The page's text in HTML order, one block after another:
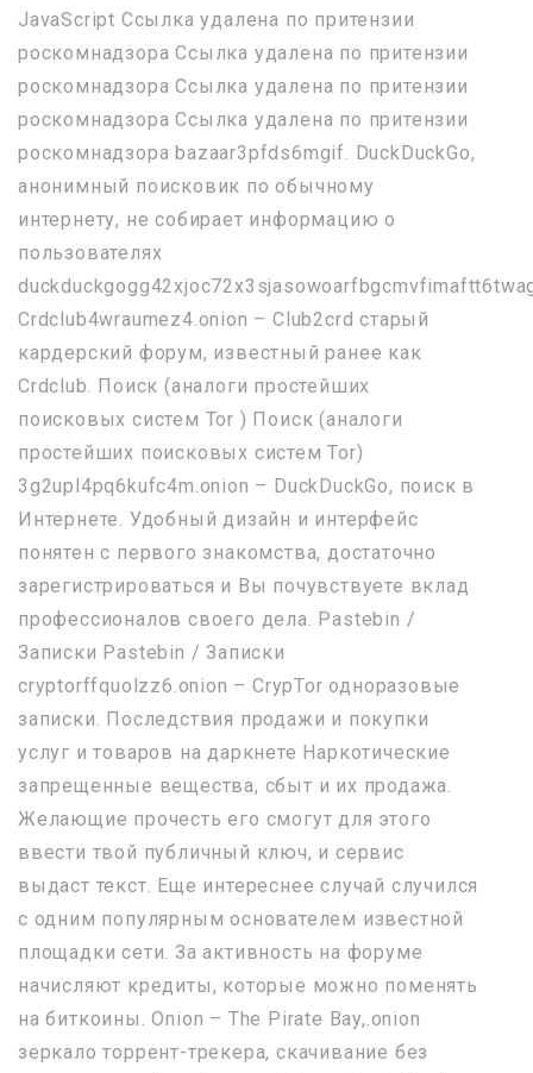
JavaScript Ссылка удалена по притензии
роскомнадзора Ссылка удалена по притензии
роскомнадзора Ссылка удалена по притензии
роскомнадзора Ссылка удалена по притензии
роскомнадзора bazaar3pfds6mgif. DuckDuckGo,
анонимный поисковик по обычному
интернету, не собирает информацию о
пользователях
Crdclub4wraumez4.onion – Club2crd старый
кардерский форум, известный ранее как
Crdclub. Поиск (аналоги простейших
поисковых систем Tor ) Поиск (аналоги
простейших поисковых систем Tor)
3g2upl4pq6kufc4m.onion – DuckDuckGo, поиск в
Интернете. Удобный дизайн и интерфейс
понятен с первого знакомства, достаточно
зарегистрироваться и Вы почувствуете вклад
профессионалов своего дела. Pastebin /
Записки Pastebin / Записки
cryptorffquolzz6.onion – CrypTor одноразовые
записки. Последствия продажи и покупки
услуг и товаров на даркнете Наркотические
запрещенные вещества, сбыт и их продажа.
Желающие прочесть его смогут для этого
ввести твой публичный ключ, и сервис
выдаст текст. Еще интереснее случай случился
с одним популярным основателем известной
площадки сети. За активность на форуме
начисляют кредиты, которые можно поменять
на биткоины. Onion – The Pirate Bay,.onion
зеркало торрент-трекера, скачивание без